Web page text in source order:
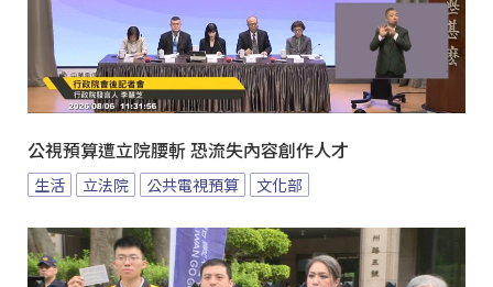
公視預算遭立院腰斬 恐流失內容創作人才
生活 立法院 公共電視預算 文化部